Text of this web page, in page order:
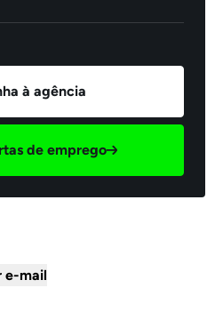
à agência
de emprego
e-mail